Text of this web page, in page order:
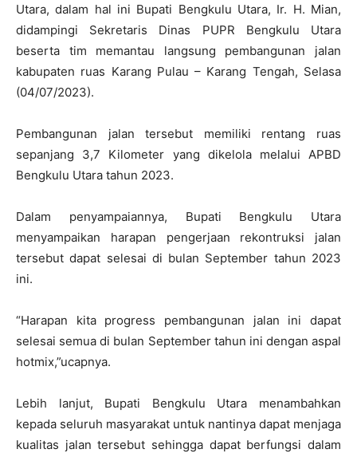
Utara, dalam hal ini Bupati Bengkulu Utara, Ir. H. Mian,
didampingi Sekretaris Dinas PUPR Bengkulu Utara
beserta tim memantau langsung pembangunan jalan
kabupaten ruas Karang Pulau – Karang Tengah, Selasa
(04/07/2023).
Pembangunan jalan tersebut memiliki rentang ruas
sepanjang 3,7 Kilometer yang dikelola melalui APBD
Bengkulu Utara tahun 2023.
Dalam penyampaiannya, Bupati Bengkulu Utara
menyampaikan harapan pengerjaan rekontruksi jalan
tersebut dapat selesai di bulan September tahun 2023
ini.
“Harapan kita progress pembangunan jalan ini dapat
selesai semua di bulan September tahun ini dengan aspal
hotmix,”ucapnya.
Lebih lanjut, Bupati Bengkulu Utara menambahkan
kepada seluruh masyarakat untuk nantinya dapat menjaga
kualitas jalan tersebut sehingga dapat berfungsi dalam